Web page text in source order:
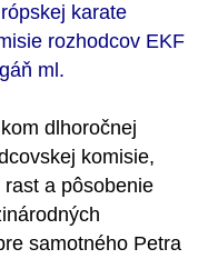
karate
rozhodcov EKF
ml.
dlhoročnej
komisie,
a pôsobenie
samotného Petra